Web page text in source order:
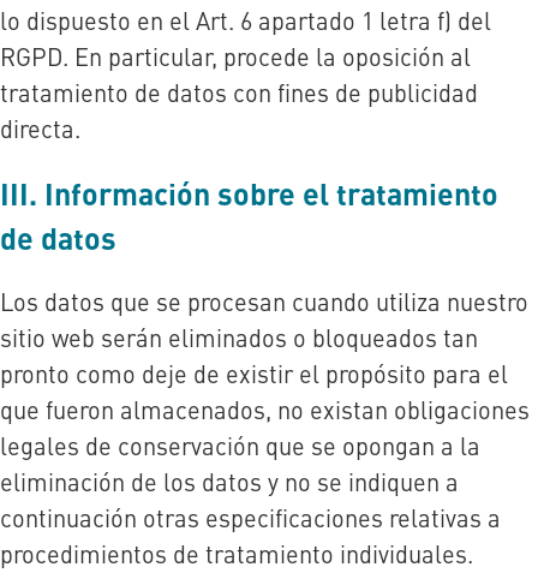
lo dispuesto en el Art. 6 apartado 1 letra f) del
RGPD. En particular, procede la oposición al
tratamiento de datos con fines de publicidad
directa.
III. Información sobre el tratamiento
de datos
Los datos que se procesan cuando utiliza nuestro
sitio web serán eliminados o bloqueados tan
pronto como deje de existir el propósito para el
que fueron almacenados, no existan obligaciones
legales de conservación que se opongan a la
eliminación de los datos y no se indiquen a
continuación otras especificaciones relativas a
procedimientos de tratamiento individuales.